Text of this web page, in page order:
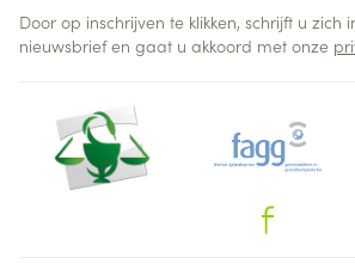
Door op inschrijven te klikken, schrijft u zich
nieuwsbrief en gaat u akkoord met onze